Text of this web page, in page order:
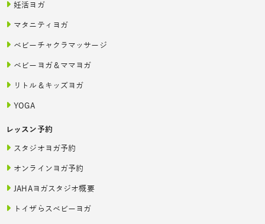
妊活ヨガ
マタニティヨガ
ベビーチャクラマッサージ
ベビーヨガ＆ママヨガ
リトル＆キッズヨガ
YOGA
レッスン予約
スタジオヨガ予約
オンラインヨガ予約
JAHAヨガスタジオ概要
トイザらスベビーヨガ